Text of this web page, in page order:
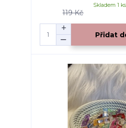
119 Kč
Skladem 1 ks
Přidat